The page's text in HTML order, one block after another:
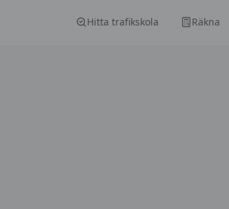
Hitta trafikskola Räkna